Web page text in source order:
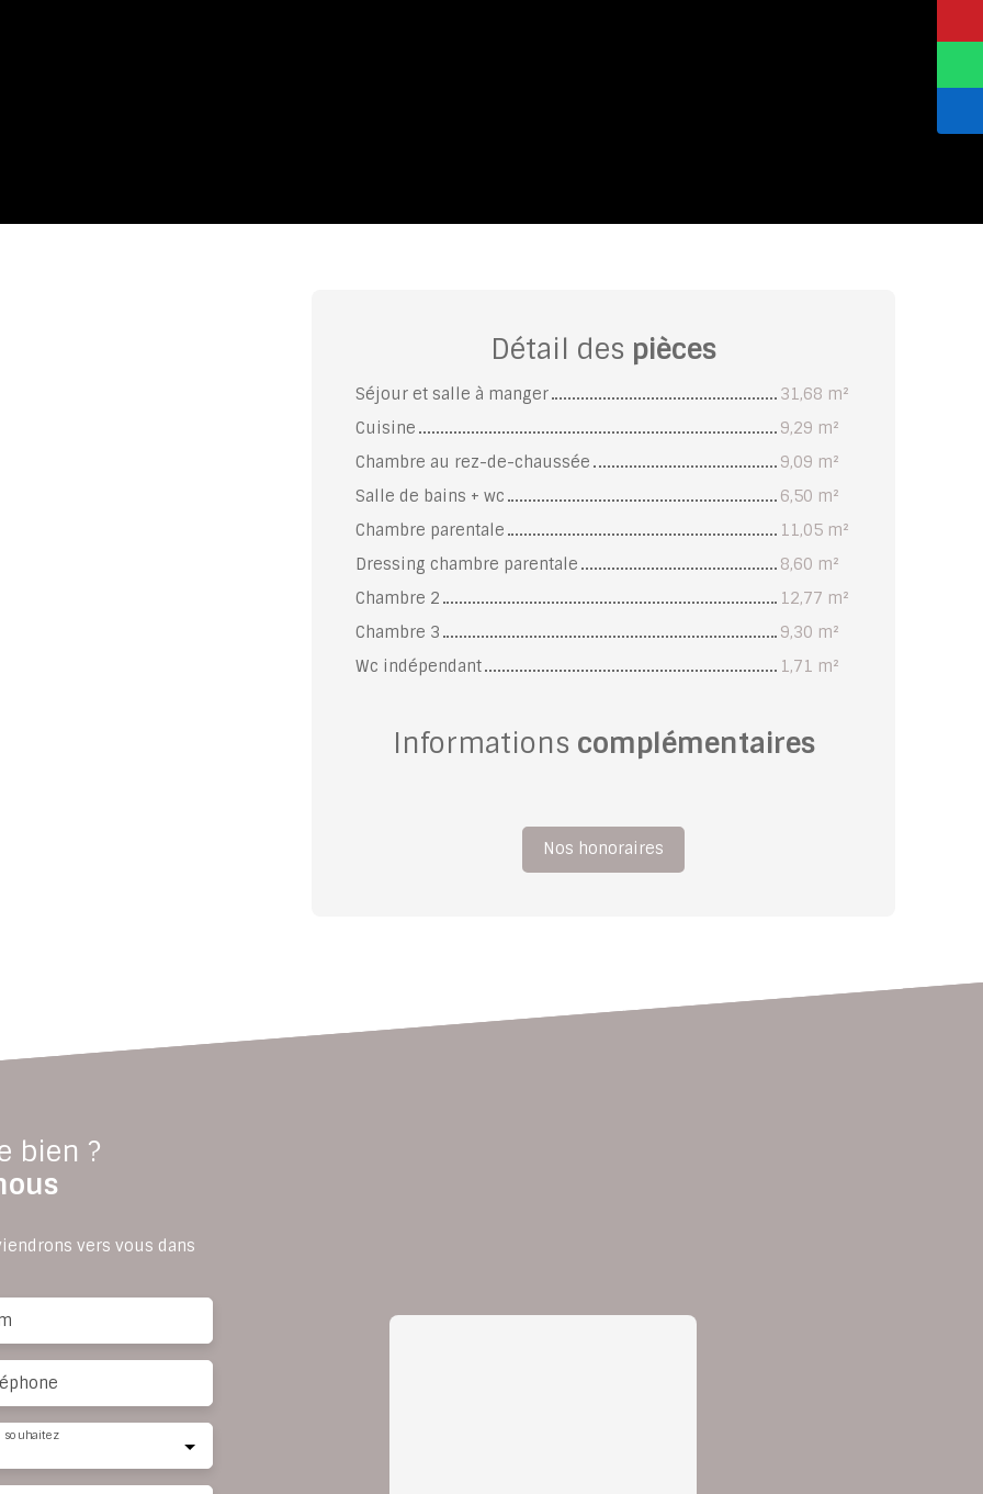
Détail des pièces
Séjour et salle à manger
31,68 m²
Cuisine
9,29 m²
Chambre au rez-de-chaussée
9,09 m²
Salle de bains + wc
6,50 m²
Chambre parentale
11,05 m²
Dressing chambre parentale
8,60 m²
Chambre 2
12,77 m²
Chambre 3
9,30 m²
Wc indépendant
1,71 m²
Informations complémentaires
Nos honoraires
bien ?
vers vous dans
souhaitez